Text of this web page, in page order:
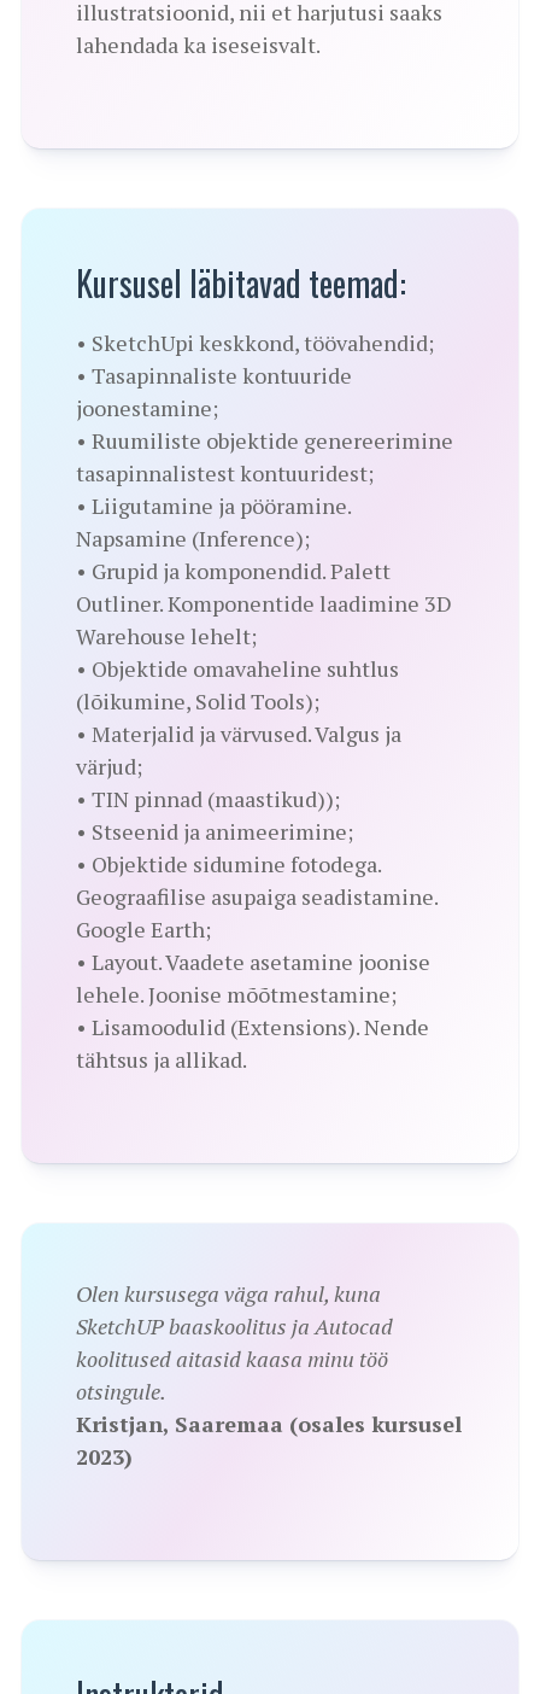
illustratsioonid, nii et harjutusi saaks
lahendada ka iseseisvalt.
Kursusel läbitavad teemad:
• SketchUpi keskkond, töövahendid;
• Tasapinnaliste kontuuride
joonestamine;
• Ruumiliste objektide genereerimine
tasapinnalistest kontuuridest;
• Liigutamine ja pööramine.
Napsamine (Inference);
• Grupid ja komponendid. Palett
Outliner. Komponentide laadimine 3D
Warehouse lehelt;
• Objektide omavaheline suhtlus
(lõikumine, Solid Tools);
• Materjalid ja värvused. Valgus ja
värjud;
• TIN pinnad (maastikud));
• Stseenid ja animeerimine;
• Objektide sidumine fotodega.
Geograafilise asupaiga seadistamine.
Google Earth;
• Layout. Vaadete asetamine joonise
lehele. Joonise mõõtmestamine;
• Lisamoodulid (Extensions). Nende
tähtsus ja allikad.
Olen kursusega väga rahul, kuna
SketchUP baaskoolitus ja Autocad
koolitused aitasid kaasa minu töö
otsingule.
Kristjan, Saaremaa (osales kursusel
2023)